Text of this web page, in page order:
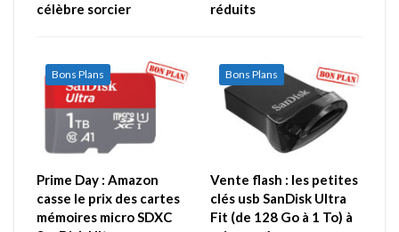
célèbre sorcier
réduits
Bons Plans
Prime Day : Amazon
casse le prix des cartes
mémoires micro SDXC
Bons Plans
Vente flash : les petites
clés usb SanDisk Ultra
Fit (de 128 Go à 1 To) à